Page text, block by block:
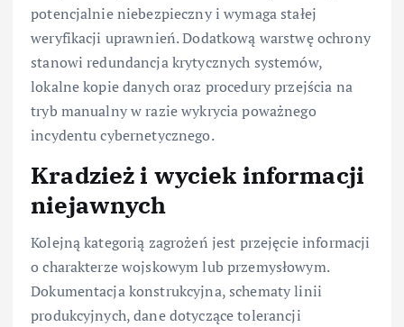
potencjalnie niebezpieczny i wymaga stałej
weryfikacji uprawnień. Dodatkową warstwę ochrony
stanowi redundancja krytycznych systemów,
lokalne kopie danych oraz procedury przejścia na
tryb manualny w razie wykrycia poważnego
incydentu cybernetycznego.
Kradzież i wyciek informacji
niejawnych
Kolejną kategorią zagrożeń jest przejęcie informacji
o charakterze wojskowym lub przemysłowym.
Dokumentacja konstrukcyjna, schematy linii
produkcyjnych, dane dotyczące tolerancji